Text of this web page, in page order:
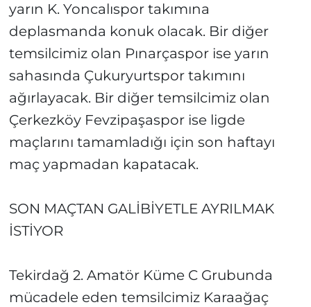
yarın K. Yoncalıspor takımına
deplasmanda konuk olacak. Bir diğer
temsilcimiz olan Pınarçaspor ise yarın
sahasında Çukuryurtspor takımını
ağırlayacak. Bir diğer temsilcimiz olan
Çerkezköy Fevzipaşaspor ise ligde
maçlarını tamamladığı için son haftayı
maç yapmadan kapatacak.
SON MAÇTAN GALİBİYETLE AYRILMAK
İSTİYOR
Tekirdağ 2. Amatör Küme C Grubunda
mücadele eden temsilcimiz Karaağaç